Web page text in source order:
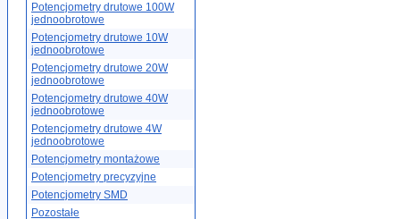
Potencjometry drutowe 100W
jednoobrotowe
Potencjometry drutowe 10W
jednoobrotowe
Potencjometry drutowe 20W
jednoobrotowe
Potencjometry drutowe 40W
jednoobrotowe
Potencjometry drutowe 4W
jednoobrotowe
Potencjometry montażowe
Potencjometry precyzyjne
Potencjometry SMD
Pozostałe